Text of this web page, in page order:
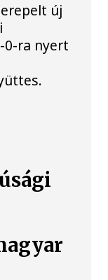
új
0-ra nyert